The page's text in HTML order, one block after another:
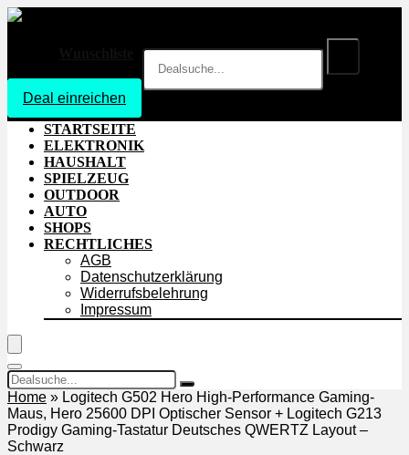
Deal einreichen
STARTSEITE
ELEKTRONIK
HAUSHALT
SPIELZEUG
OUTDOOR
AUTO
SHOPS
RECHTLICHES
AGB
Datenschutzerklärung
Widerrufsbelehrung
Impressum
Home » Logitech G502 Hero High-Performance Gaming-
Maus, Hero 25600 DPI Optischer Sensor + Logitech G213
Prodigy Gaming-Tastatur Deutsches QWERTZ Layout –
Schwarz